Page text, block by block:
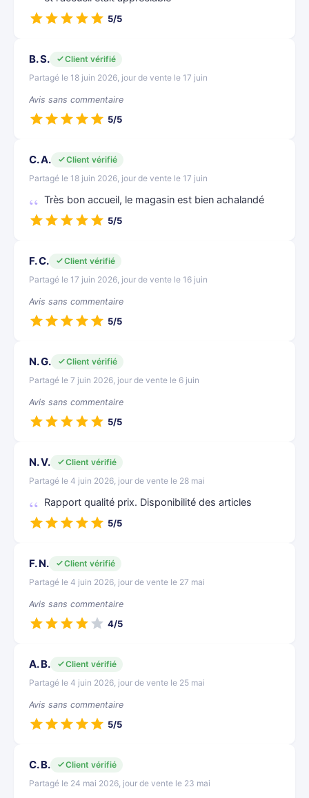
5/5
B. S.
Client vérifié
Partagé le 18 juin 2026, jour de vente le 17 juin
Avis sans commentaire
5/5
C. A.
Client vérifié
Partagé le 18 juin 2026, jour de vente le 17 juin
Très bon accueil, le magasin est bien achalandé
5/5
F. C.
Client vérifié
Partagé le 17 juin 2026, jour de vente le 16 juin
Avis sans commentaire
5/5
N. G.
Client vérifié
Partagé le 7 juin 2026, jour de vente le 6 juin
Avis sans commentaire
5/5
N. V.
Client vérifié
Partagé le 4 juin 2026, jour de vente le 28 mai
Rapport qualité prix. Disponibilité des articles
5/5
F. N.
Client vérifié
Partagé le 4 juin 2026, jour de vente le 27 mai
Avis sans commentaire
4/5
A. B.
Client vérifié
Partagé le 4 juin 2026, jour de vente le 25 mai
Avis sans commentaire
5/5
C. B.
Client vérifié
Partagé le 24 mai 2026, jour de vente le 23 mai